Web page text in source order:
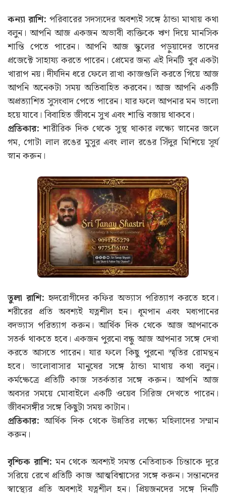
কন্যা রাশি: পরিবারের সদস্যদের অবশ্যই সঙ্গে ঠান্ডা মাথায় কথা
বলুন। আপনি আজ একজন অভাবী ব্যক্তিকে ঋণ দিয়ে মানসিক
শান্তি পেতে পারেন। আপনি আজ স্কুলের পড়ুয়াদের তাদের
প্রজেক্টে সাহায্য করতে পারেন। প্রেমের জন্য এই দিনটি খুব একটা
খারাপ নয়। দীর্ঘদিন ধরে ফেলে রাখা কাজগুলি করতে গিয়ে আজ
আপনি অনেকটা সময় অতিবাহিত করবেন। আজ আপনি একটি
অপ্রত্যাশিত সুসংবাদ পেতে পারেন। যার ফলে আপনার মন ভালো
হয়ে যাবে। বিবাহিত জীবনে সুখ এবং শান্তি বজায় থাকবে।
প্রতিকার: শারীরিক দিক থেকে সুস্থ থাকার লক্ষ্যে স্নানের জলে
গম, গোটা লাল রঙের মুসুর এবং লাল রঙের সিঁদুর মিশিয়ে সূর্য
স্নান করুন।
তুলা রাশি: হৃদরোগীদের কফির অভ্যাস পরিত্যাগ করতে হবে।
শরীরের প্রতি অবশ্যই যত্নশীল হন। ধূমপান এবং মধ্যপানের
বদভ্যাস পরিত্যাগ করুন। আর্থিক দিক থেকে আজ আপনাকে
সতর্ক থাকতে হবে। একজন পুরনো বন্ধু আজ আপনার সঙ্গে দেখা
করতে আসতে পারেন। যার ফলে কিছু পুরনো স্মৃতির রোমন্থন
হবে। ভালোবাসার মানুষের সঙ্গে ঠান্ডা মাথায় কথা বলুন।
কর্মক্ষেত্রে প্রতিটি কাজ সতর্কতার সঙ্গে করুন। আপনি আজ
অবসর সময়ে মোবাইলে একটি ওয়েব সিরিজ দেখতে পারেন।
জীবনসঙ্গীর সঙ্গে কিছুটা সময় কাটান।
প্রতিকার: আর্থিক দিক থেকে উন্নতির লক্ষ্যে মহিলাদের সম্মান
করুন।
বৃশ্চিক রাশি: মন থেকে অবশ্যই সমস্ত নেতিবাচক চিন্তাকে দূরে
সরিয়ে রেখে প্রতিটি কাজ আত্মবিশ্বাসের সঙ্গে করুন। সন্তানদের
স্বাস্থ্যের প্রতি অবশ্যই যত্নশীল হন। প্রিয়জনদের সঙ্গে দিনটি